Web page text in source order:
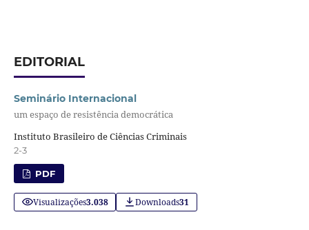
EDITORIAL
Seminário Internacional
um espaço de resistência democrática
Instituto Brasileiro de Ciências Criminais
2-3
PDF
Visualizações3.038 Downloads31